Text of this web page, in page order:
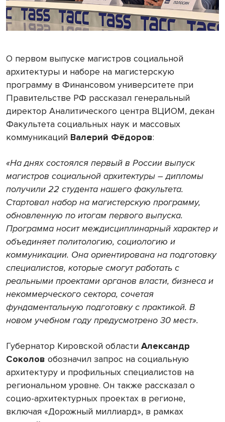
О первом выпуске магистров социальной
архитектуры и наборе на магистерскую
программу в Финансовом университете при
Правительстве РФ рассказал генеральный
директор Аналитического центра ВЦИОМ, декан
Факультета социальных наук и массовых
коммуникаций Валерий Фёдоров:
«На днях состоялся первый в России выпуск
магистров социальной архитектуры – дипломы
получили 22 студента нашего факультета.
Стартовал набор на магистерскую программу,
обновленную по итогам первого выпуска.
Программа носит междисциплинарный характер и
объединяет политологию, социологию и
коммуникации. Она ориентирована на подготовку
специалистов, которые смогут работать с
реальными проектами органов власти, бизнеса и
некоммерческого сектора, сочетая
фундаментальную подготовку с практикой. В
новом учебном году предусмотрено 30 мест».
Губернатор Кировской области Александр
Соколов обозначил запрос на социальную
архитектуру и профильных специалистов на
региональном уровне. Он также рассказал о
социо-архитектурных проектах в регионе,
включая «Дорожный миллиард», в рамках